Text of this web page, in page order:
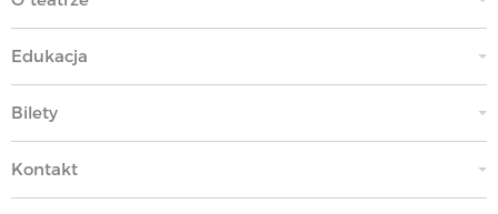
Edukacja
Bilety
Kontakt